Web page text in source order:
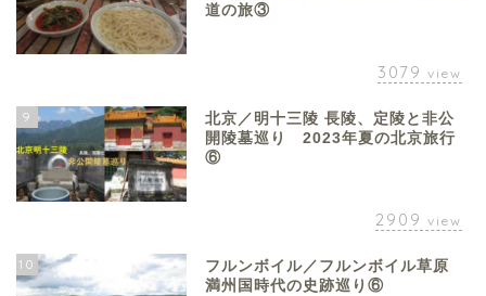
道の旅③
3079 view
9
北京／明十三陵 長陵、定陵と非公
開陵墓巡り 2023年夏の北京旅行
⑥
2909 view
10
フルンボイル／フルンボイル草原
満州国時代の史跡巡り⑥